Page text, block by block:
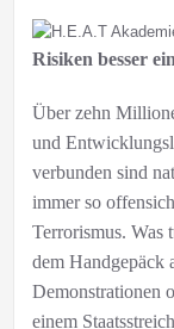
Risiken besser
Über zehn
und
verbunden sind
immer so
Terrorismus. Was
dem Handgepäck
Demonstrationen
einem